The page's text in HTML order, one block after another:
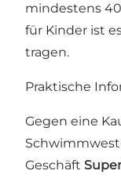
mindestens
für Kinder ist
tragen.
Praktische
Gegen eine
Geschäft